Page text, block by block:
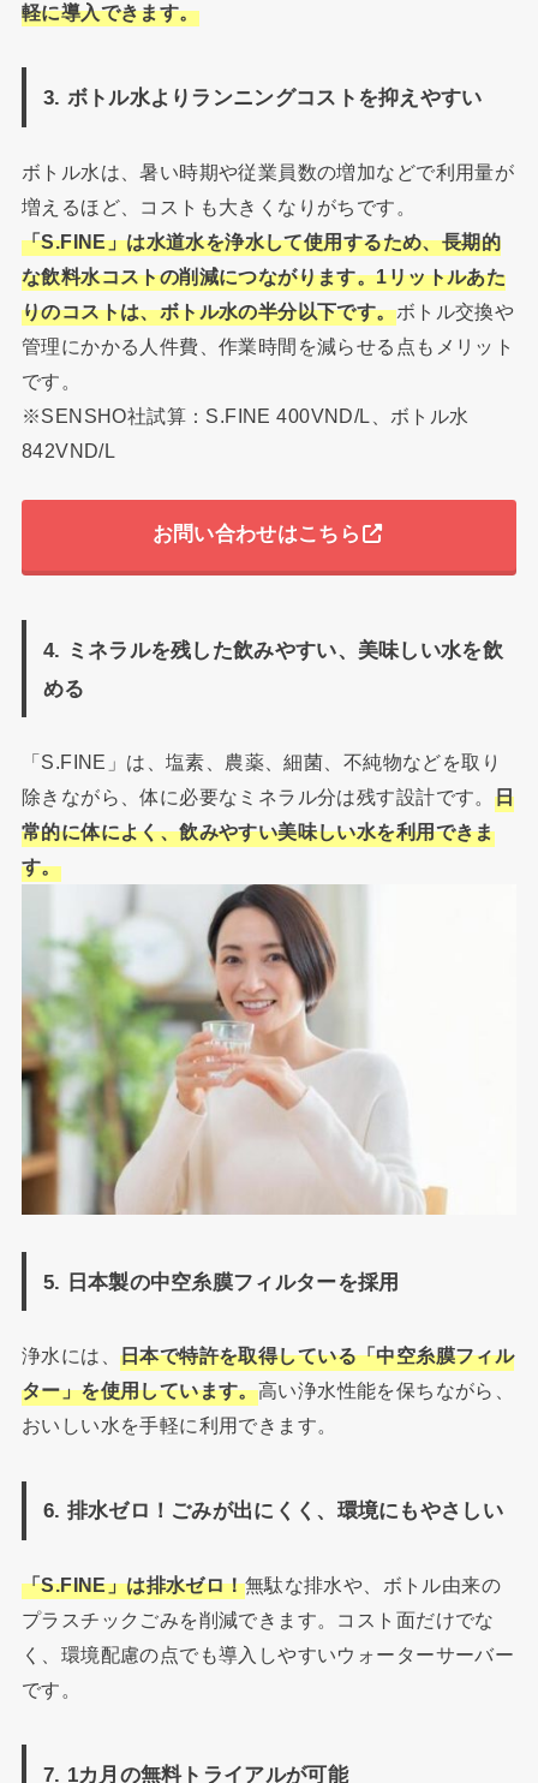
軽に導入できます。
3. ボトル水よりランニングコストを抑えやすい
ボトル水は、暑い時期や従業員数の増加などで利用量が
増えるほど、コストも大きくなりがちです。
「S.FINE」は水道水を浄水して使用するため、長期的
な飲料水コストの削減につながります。1リットルあた
りのコストは、ボトル水の半分以下です。ボトル交換や
管理にかかる人件費、作業時間を減らせる点もメリット
です。
※SENSHO社試算：S.FINE 400VND/L、ボトル水
842VND/L
お問い合わせはこちら
4. ミネラルを残した飲みやすい、美味しい水を飲
める
「S.FINE」は、塩素、農薬、細菌、不純物などを取り
除きながら、体に必要なミネラル分は残す設計です。 日
常的に体によく、飲みやすい美味しい水を利用できま
す。
5. 日本製の中空糸膜フィルターを採用
浄水には、 日本で特許を取得している「中空糸膜フィル
ター」を使用しています。高い浄水性能を保ちながら、
おいしい水を手軽に利用できます。
6. 排水ゼロ！ごみが出にくく、環境にもやさしい
「S.FINE」は排水ゼロ！無駄な排水や、ボトル由来の
プラスチックごみを削減できます。コスト面だけでな
く、環境配慮の点でも導入しやすいウォーターサーバー
です。
7. 1カ月の無料トライアルが可能